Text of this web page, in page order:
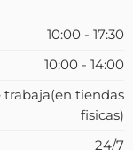
10:00 - 17:30
10:00 - 14:00
trabaja(en tiendas
fisicas)
24/7